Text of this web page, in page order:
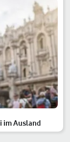
im Ausland